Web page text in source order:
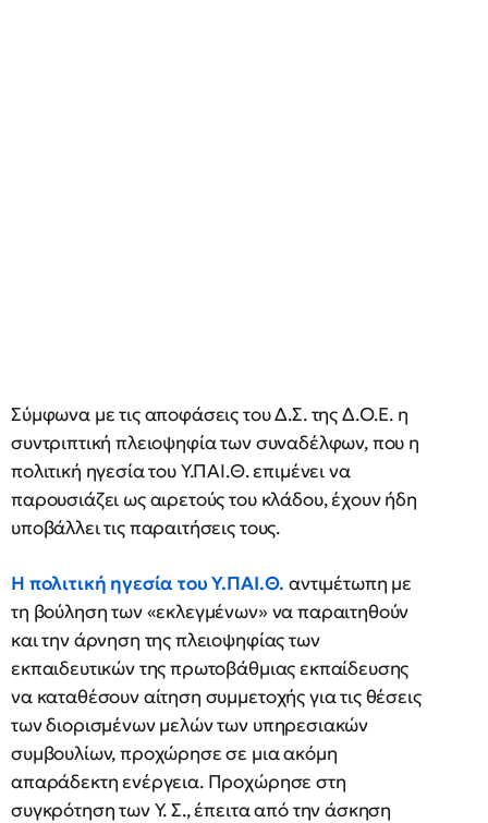
Σύμφωνα με τις αποφάσεις του Δ.Σ. της Δ.Ο.Ε. η
συντριπτική πλειοψηφία των συναδέλφων, που η
πολιτική ηγεσία του Υ.ΠΑΙ.Θ. επιμένει να
παρουσιάζει ως αιρετούς του κλάδου, έχουν ήδη
υποβάλλει τις παραιτήσεις τους.
Η πολιτική ηγεσία του Υ.ΠΑΙ.Θ. αντιμέτωπη με
τη βούληση των «εκλεγμένων» να παραιτηθούν
και την άρνηση της πλειοψηφίας των
εκπαιδευτικών της πρωτοβάθμιας εκπαίδευσης
να καταθέσουν αίτηση συμμετοχής για τις θέσεις
των διορισμένων μελών των υπηρεσιακών
συμβουλίων, προχώρησε σε μια ακόμη
απαράδεκτη ενέργεια. Προχώρησε στη
συγκρότηση των Υ. Σ., έπειτα από την άσκηση